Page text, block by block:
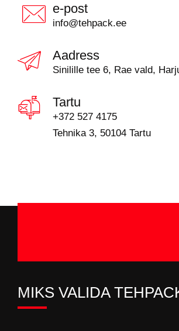
e-post
info@tehpack.ee
Aadress
Sinilille tee 6, Rae vald,
Tartu
+372 527 4175
Tehnika 3, 50104 Tartu
MIKS VALIDA